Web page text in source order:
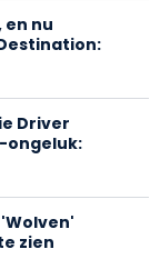
en nu
Driver
ongeluk:
zien